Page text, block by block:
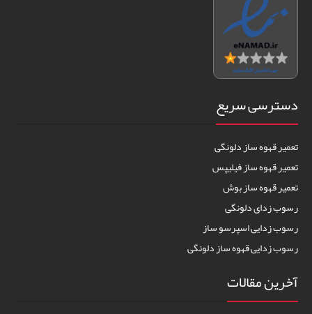
دسترسی سریع
تعمیر قهوه ساز دلونگی
تعمیر قهوه ساز فیلیپس
تعمیر قهوه ساز بوش
رسوب زدای دلونگی
رسوب زدایی اسپرسو ساز
رسوب زدایی قهوه ساز دلونگی
آخرین مقالات